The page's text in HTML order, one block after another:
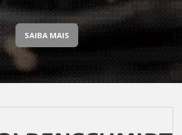
SAIBA MAIS